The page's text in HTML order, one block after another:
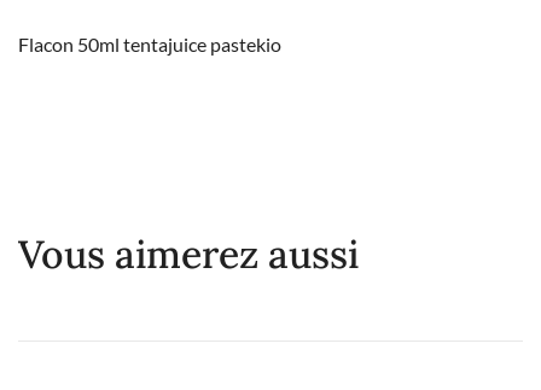
Flacon 50ml tentajuice pastekio
Vous aimerez aussi